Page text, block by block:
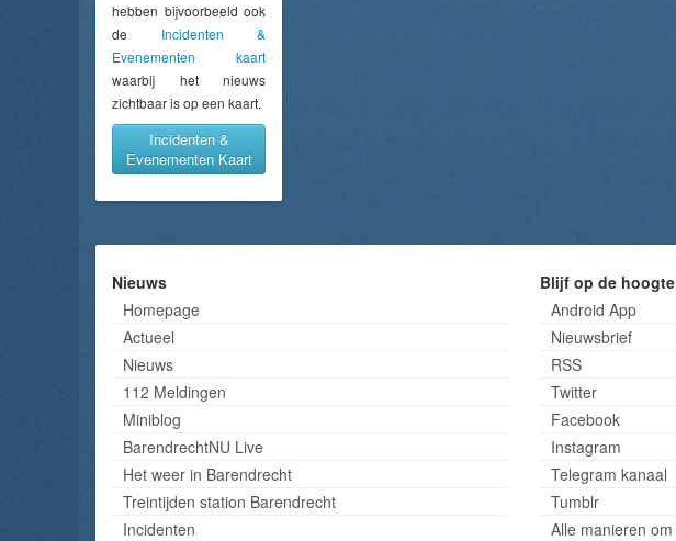
hebben bijvoorbeeld ook
de Incidenten &
Evenementen kaart
waarbij het nieuws
zichtbaar is op een kaart.
Incidenten &
Evenementen Kaart
Nieuws
Homepage
Actueel
Nieuws
112 Meldingen
Miniblog
BarendrechtNU Live
Het weer in Barendrecht
Treintijden station Barendrecht
Incidenten
Blijf op de hoogte
Android App
Nieuwsbrief
RSS
Twitter
Facebook
Instagram
Telegram kanaal
Tumblr
Alle manieren